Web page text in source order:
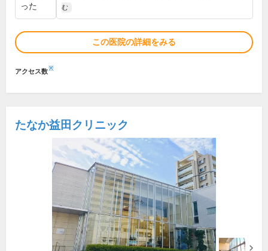
った
む
この医院の詳細をみる
アクセス数※
たなか益田クリニック